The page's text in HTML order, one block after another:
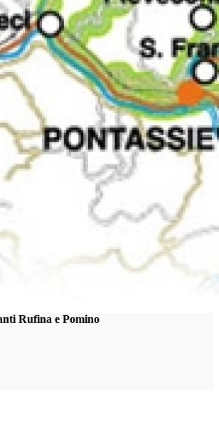
Rufina e Pomino